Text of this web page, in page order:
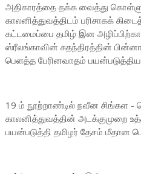
அதிகாரத்தை தக்க வைத்து
காலனித்துவத்திடம் பரிசாகக்
கட்டமைப்பை தமிழ் இன
ஸ்ரீலங்காவின் சுதந்திரத்தின்
பெளத்த பேரினவாதம்
19 ம் நூற்றாண்டில் நவீன சிங்கள -
காலனித்துவத்தின் அடக்குமுறை
பயன்படுத்தி தமிழர் தேசம் மீதான